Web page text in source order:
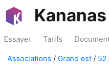
Kananas
Essayer Tarifs
Associations / Grand est / 52